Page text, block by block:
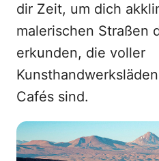
dir Zeit, um dich
malerischen Straßen
erkunden, die voller
Cafés sind.